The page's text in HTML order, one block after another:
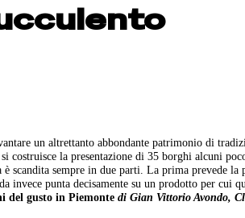
un altrettanto abbondante patrimonio di
costruisce la presentazione di 35 borghi alcuni
scandita sempre in due parti. La prima prevede la
invece punta decisamente su un prodotto per cui
del gusto in Piemontedi Gian Vittorio Avondo,